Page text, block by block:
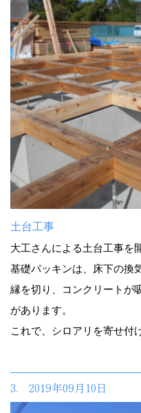
土台工事
大工さんによる土台工事を
基礎パッキンは、床下の換
縁を切り、コンクリートが
があります。
これで、シロアリを寄せ付
3. 2019年09月10日